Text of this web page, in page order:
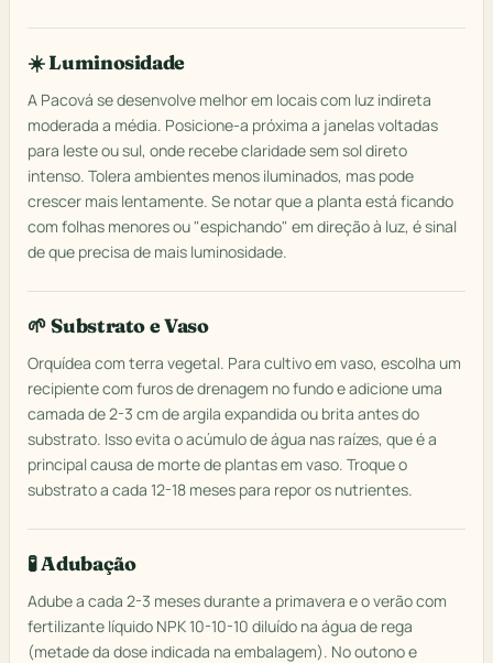
☀️ Luminosidade
A Pacová se desenvolve melhor em locais com luz indireta
moderada a média. Posicione-a próxima a janelas voltadas
para leste ou sul, onde recebe claridade sem sol direto
intenso. Tolera ambientes menos iluminados, mas pode
crescer mais lentamente. Se notar que a planta está ficando
com folhas menores ou "espichando" em direção à luz, é sinal
de que precisa de mais luminosidade.
🌱 Substrato e Vaso
Orquídea com terra vegetal. Para cultivo em vaso, escolha um
recipiente com furos de drenagem no fundo e adicione uma
camada de 2-3 cm de argila expandida ou brita antes do
substrato. Isso evita o acúmulo de água nas raízes, que é a
principal causa de morte de plantas em vaso. Troque o
substrato a cada 12-18 meses para repor os nutrientes.
🧪 Adubação
Adube a cada 2-3 meses durante a primavera e o verão com
fertilizante líquido NPK 10-10-10 diluído na água de rega
(metade da dose indicada na embalagem). No outono e